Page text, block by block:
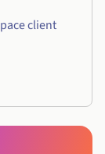
client